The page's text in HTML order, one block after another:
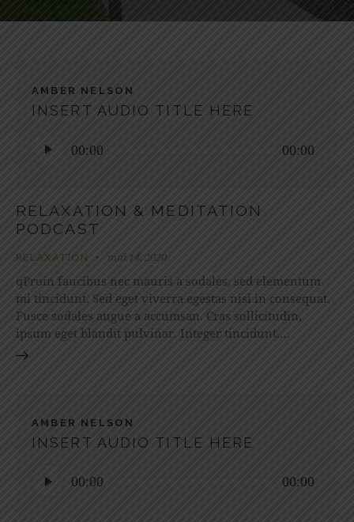
AMBER NELSON
INSERT AUDIO TITLE HERE
audio
00:00 00:00
RELAXATION & MEDITATION
PODCAST
RELAXATION mai 14, 2020
qProin faucibus nec mauris a sodales, sed elementum
mi tincidunt. Sed eget viverra egestas nisi in consequat.
Fusce sodales augue a accumsan. Cras sollicitudin,
ipsum eget blandit pulvinar. Integer tincidunt.…
AMBER NELSON
INSERT AUDIO TITLE HERE
audio
00:00 00:00